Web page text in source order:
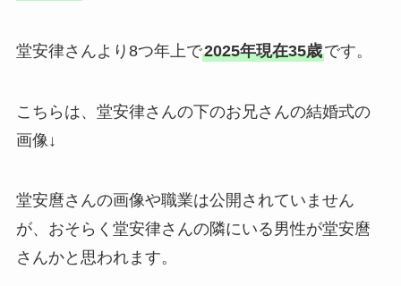
堂安律さんより8つ年上で2025年現在35歳です。
こちらは、堂安律さんの下のお兄さんの結婚式の
画像↓
堂安麿さんの画像や職業は公開されていません
が、おそらく堂安律さんの隣にいる男性が堂安麿
さんかと思われます。